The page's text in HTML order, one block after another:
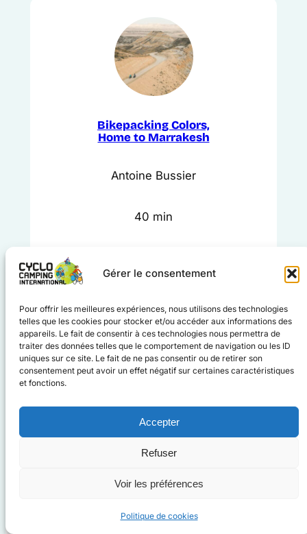
Gérer le consentement
Pour offrir les meilleures expériences, nous utilisons des technologies
telles que les cookies pour stocker et/ou accéder aux informations des
appareils. Le fait de consentir à ces technologies nous permettra de
traiter des données telles que le comportement de navigation ou les ID
uniques sur ce site. Le fait de ne pas consentir ou de retirer son
consentement peut avoir un effet négatif sur certaines caractéristiques
et fonctions.
Accepter
Refuser
Voir les préférences
Politique de cookies
Bikepacking Colors,
Home to Marrakesh
Antoine Bussier
40 min
France au Maroc, via l’Espagne et le
Portugal
En savoir plus
Acheter mes billets
Voir les activitésVoir les exposants
#cyclocampinginternational